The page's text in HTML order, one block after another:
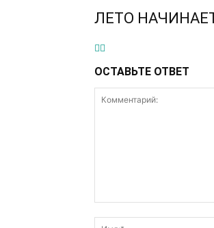
ЛЕТО
ОСТАВЬТЕ ОТВЕТ